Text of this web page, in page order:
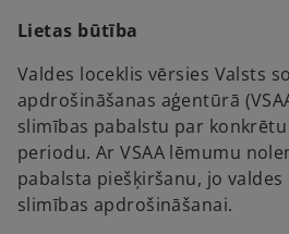
i
a
e
t
a
Lietas būtība
Valdes loceklis vērsies Valsts
apdrošināšanas aģentūrā
slimības pabalstu par
periodu. Ar VSAA lēmumu
pabalsta piešķiršanu, jo
slimības apdrošināšanai.